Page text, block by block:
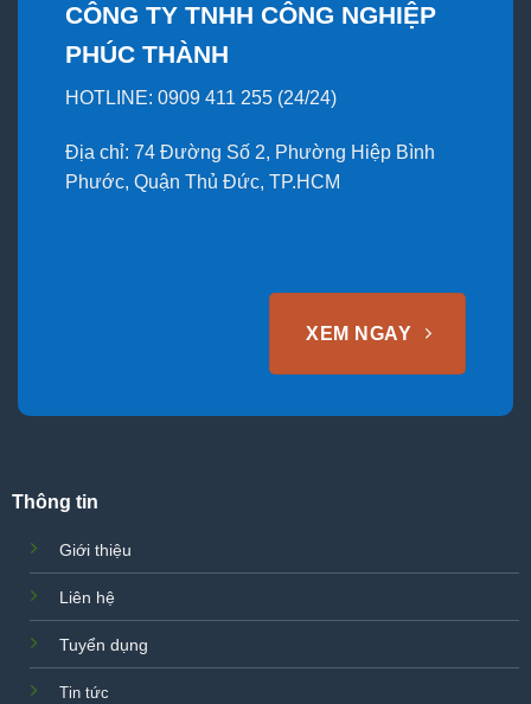
CÔNG TY TNHH CÔNG NGHIỆP
PHÚC THÀNH
HOTLINE: 0909 411 255 (24/24)
Địa chỉ: 74 Đường Số 2, Phường Hiệp Bình
Phước, Quận Thủ Đức, TP.HCM
XEM NGAY
Thông tin
Giới thiệu
Liên hệ
Tuyển dụng
Tin tức